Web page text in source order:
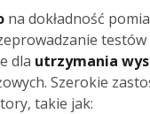
na dokładność
dla utrzymania
Szerokie
takie jak: